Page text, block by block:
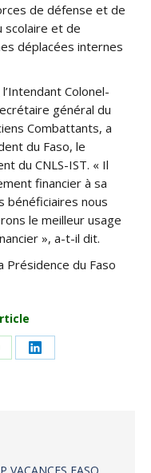
de défense et de
scolaire et de
déplacées internes
Colonel-
général du
Combattants, a
du Faso, le
du CNLS-IST. « Il
financier à sa
bénéficiaires nous
le meilleur usage
», a-t-il dit.
Présidence du Faso
Share